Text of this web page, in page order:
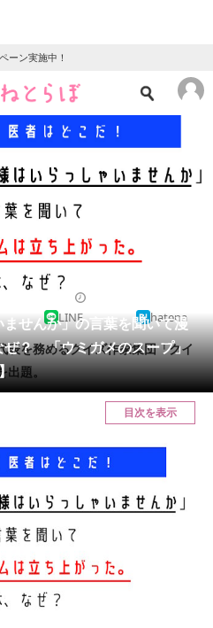
ーン実施中！
ニュース
クイズ
地域
教育・育児
リサーチ
せんか」の言葉を聞いて漫
ぜ？ 「ウミガメのスープ」
LINE hatena
表を務めるクイズ作家集団「クイ
出題。
目次を表示